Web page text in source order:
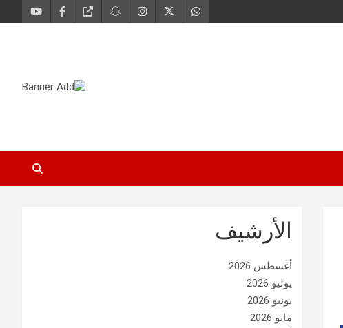
الأرشيف
أغسطس 2026
يوليو 2026
يونيو 2026
مايو 2026